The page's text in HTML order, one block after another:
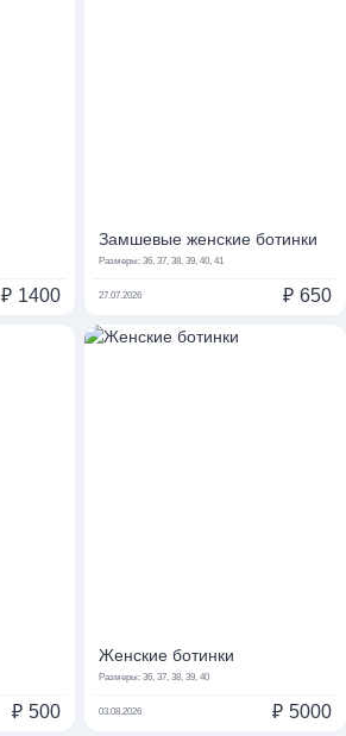
₽ 1400
Замшевые женские ботинки
Размеры: 36, 37, 38, 39, 40, 41
27.07.2026 ₽ 650
₽ 500
Женские ботинки
Размеры: 36, 37, 38, 39, 40
03.08.2026 ₽ 5000